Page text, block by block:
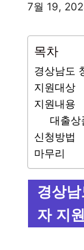
7월 19,
목차
경상남도
지원대상
지원내용
대출상
신청방법
마무리
경상
자 지